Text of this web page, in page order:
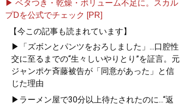
▶ ベタつき・乾燥・ボリューム不足に。スカル
プDを公式でチェック [PR]
【今この記事も読まれています】
▶「ズボンとパンツをおろしました」...口腔性
交に至るまでの“生々しいやりとり”を証言。元
ジャンポケ斉藤被告が「同意があった」と信
じた理由
▶ラーメン屋で30分以上待たされたのに...“返